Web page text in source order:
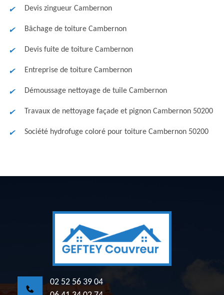
Devis zingueur Cambernon
Bâchage de toiture Cambernon
Devis fuite de toiture Cambernon
Entreprise de toiture Cambernon
Démoussage nettoyage de tuile Cambernon
Travaux de nettoyage façade et pignon Cambernon 50200
Société hydrofuge coloré pour toiture Cambernon 50200
02 52 56 39 04